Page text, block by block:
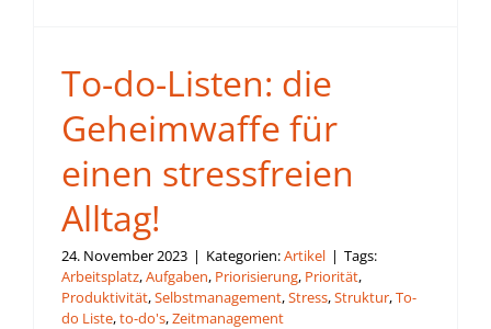
To-do-Listen: die
Geheimwaffe für
einen stressfreien
Alltag!
24. November 2023 | Kategorien:Artikel | Tags:
Arbeitsplatz,Aufgaben, Priorisierung, Priorität,
Produktivität,Selbstmanagement,Stress,Struktur,To-
do Liste,to-do's,Zeitmanagement